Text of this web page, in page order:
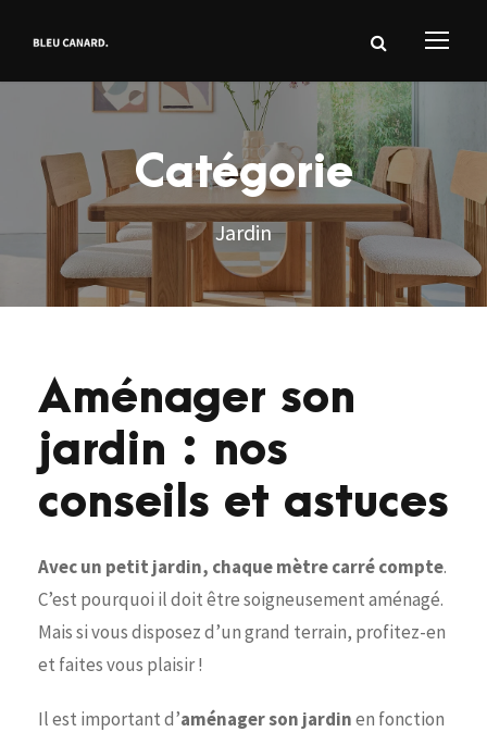
Catégorie
Jardin
Aménager son
jardin : nos
conseils et astuces
Avec un petit jardin, chaque mètre carré compte.
C’est pourquoi il doit être soigneusement aménagé.
Mais si vous disposez d’un grand terrain, profitez-en
et faites vous plaisir !
Il est important d’aménager son jardinen fonction